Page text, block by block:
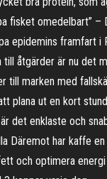
fisket omedelbart”
epidemins framfart
åtgärder är nu det
marken med
plana ut en kort
det enklaste och
Däremot har kaffe
och optimera